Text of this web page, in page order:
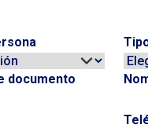
documento